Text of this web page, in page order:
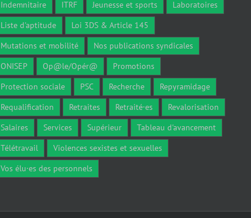
Indemnitaire
ITRF Jeunesse et sports
Laboratoires
Liste d'aptitude
Loi 3DS & Article 145
Mutations et mobilité
Nos publications syndicales
ONISEP
Op@le/Opér@
Promotions
Protection sociale
PSC Recherche
Repyramidage
Requalification
Retraites Retraité·es
Revalorisation
Salaires
Services Supérieur
Tableau d'avancement
Télétravail
Violences sexistes et sexuelles
Vos élu·es des personnels